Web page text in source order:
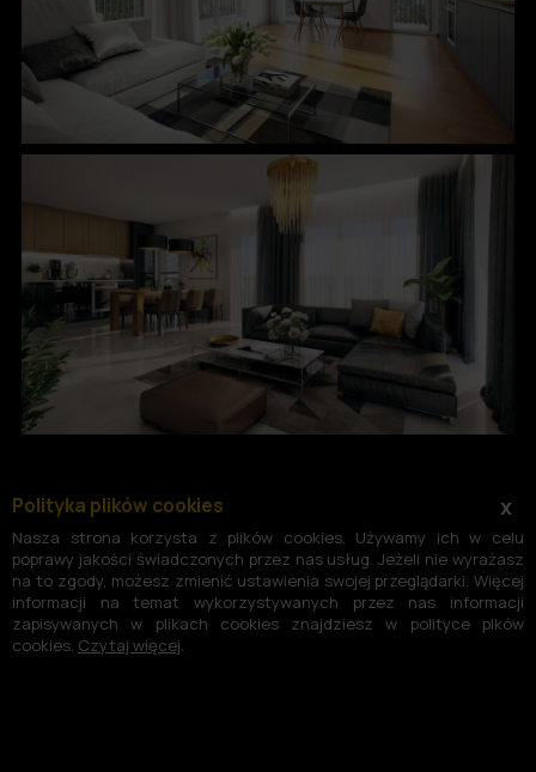
x
Polityka plików cookies
Nasza strona korzysta z plików cookies. Używamy ich w celu
poprawy jakości świadczonych przez nas usług. Jeżeli nie wyrażasz
na to zgody, możesz zmienić ustawienia swojej przeglądarki. Więcej
informacji na temat wykorzystywanych przez nas informacji
zapisywanych w plikach cookies znajdziesz w polityce plków
cookies. Czytaj więcej.